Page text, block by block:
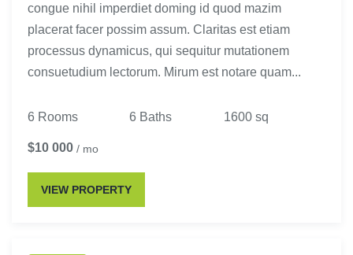
congue nihil imperdiet doming id quod mazim
placerat facer possim assum. Claritas est etiam
processus dynamicus, qui sequitur mutationem
consuetudium lectorum. Mirum est notare quam...
6 Rooms 6 Baths 1600 sq
$10 000 / mo
VIEW PROPERTY